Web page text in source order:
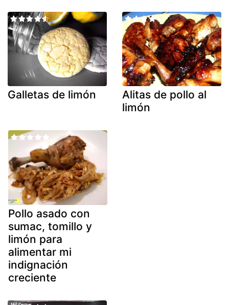
Galletas de limón
Alitas de pollo al
limón
Pollo asado con
sumac, tomillo y
limón para
alimentar mi
indignación
creciente